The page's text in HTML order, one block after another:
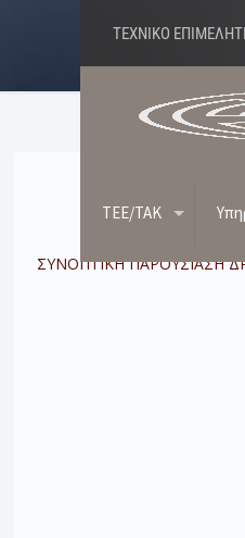
ΤΕΧΝΙΚΟ
TEE/TAK
ΣΥΝΟΠΤΙΚΗ ΠΑΡΟΥΣΙΑΣΗ